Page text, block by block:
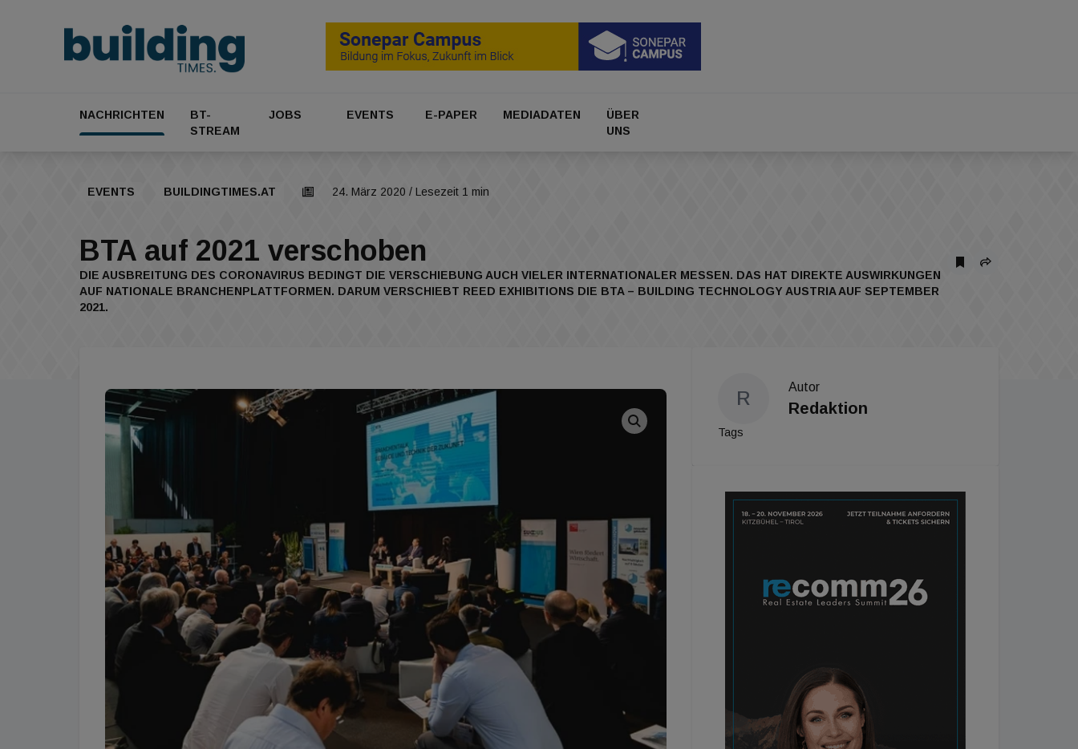
NACHRICHTEN
BT-
STREAM
JOBS EVENTS E-PAPER MEDIADATEN
ÜBER
UNS
EVENTS BUILDINGTIMES.AT 24. März 2020 / Lesezeit 1 min
BTA auf 2021 verschoben
DIE AUSBREITUNG DES CORONAVIRUS BEDINGT DIE VERSCHIEBUNG AUCH VIELER INTERNATIONALER MESSEN. DAS HAT DIREKTE AUSWIRKUNGEN
AUF NATIONALE BRANCHENPLATTFORMEN. DARUM VERSCHIEBT REED EXHIBITIONS DIE BTA – BUILDING TECHNOLOGY AUSTRIA AUF SEPTEMBER
2021.
R
Autor
Redaktion
Tags